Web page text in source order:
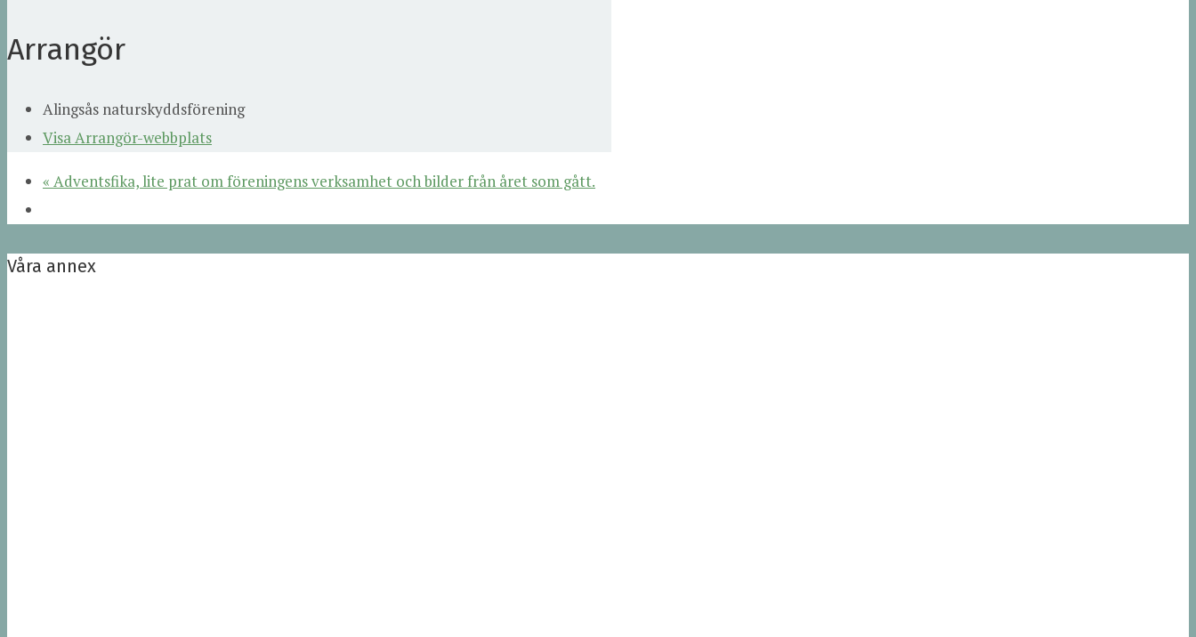
Arrangör
Alingsås naturskyddsförening
Visa Arrangör-webbplats
« Adventsfika, lite prat om föreningens verksamhet och bilder från året som gått.
Våra annex